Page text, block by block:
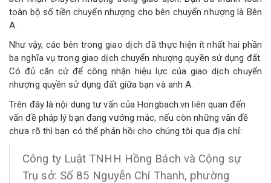
toàn bộ số tiền chuyển nhượng cho bên chuyển nhượng là Bên
A.
Như vậy, các bên trong giao dịch đã thực hiện ít nhất hai phần
ba nghĩa vụ trong giao dịch chuyển nhượng quyền sử dụng đất.
Có đủ căn cứ để công nhận hiệu lực của giao dịch chuyển
nhượng quyền sử dụng đất giữa bạn và anh A.
Trên đây là nội dung tư vấn của Hongbach.vn liên quan đến
vấn đề pháp lý bạn đang vướng mắc, nếu còn những vấn đề
chưa rõ thì bạn có thể phản hồi cho chúng tôi qua địa chỉ:
Công ty Luật TNHH Hồng Bách và Cộng sự
Trụ sở: Số 85 Nguyễn Chí Thanh, phường